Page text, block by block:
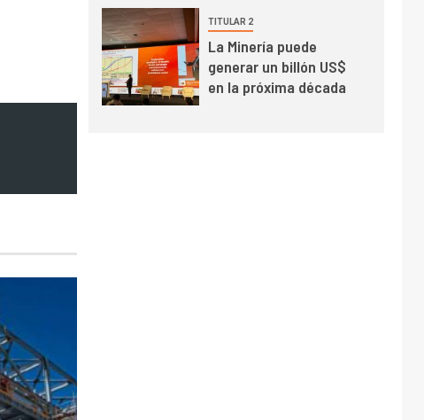
récord en Escondida
7 I+D
Codelco reporta Ebitda
de US$ 6.670 millones
y mejora sus
TITULAR 2
La Minería puede
generar un billón US$
en la próxima década